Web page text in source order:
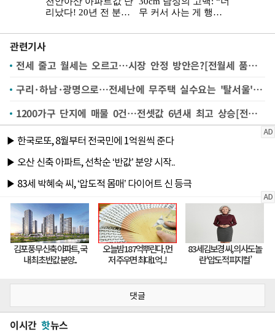
관련기사
전세 줄고 월세는 오르고…시장 안정 방안은?[전월세 품귀③]
구리·하남·광명으로…전세난에 무주택 실수요는 '탈서울'[전월세 품귀②]
1200가구 단지에 매물 0건…전셋값 6년새 최고 상승[전월세 품귀①]
댓글
이시간 핫뉴스